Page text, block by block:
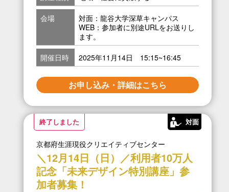
会場
対面：龍谷大学深草キャンパス
WEB：参加者に別途URLをお送りし
ます。
開催日時 2025年11月14日 15:15~16:45
お申し込み・詳細はこちら
終了しました 対面
京都府生涯現役クリエイティブセンター
＼12月14日（日）／利用者10万人
記念「未来デザイン特別講座」参
加者募集！